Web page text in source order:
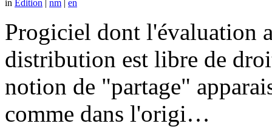
in Edition nm en
Progiciel dont l'évaluation
distribution est libre de
notion de "partage"
comme dans l'origi…